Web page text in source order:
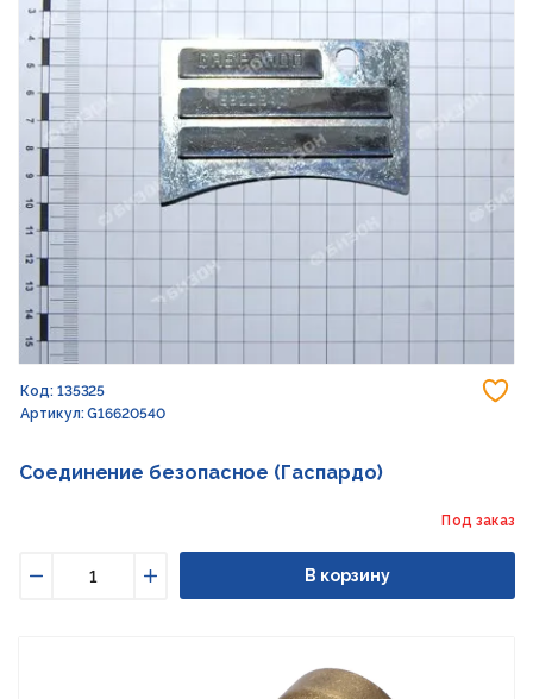
Код: 135325
Артикул: G16620540
Соединение безопасное (Гаспардо)
Под заказ
Увеличить
В корзину